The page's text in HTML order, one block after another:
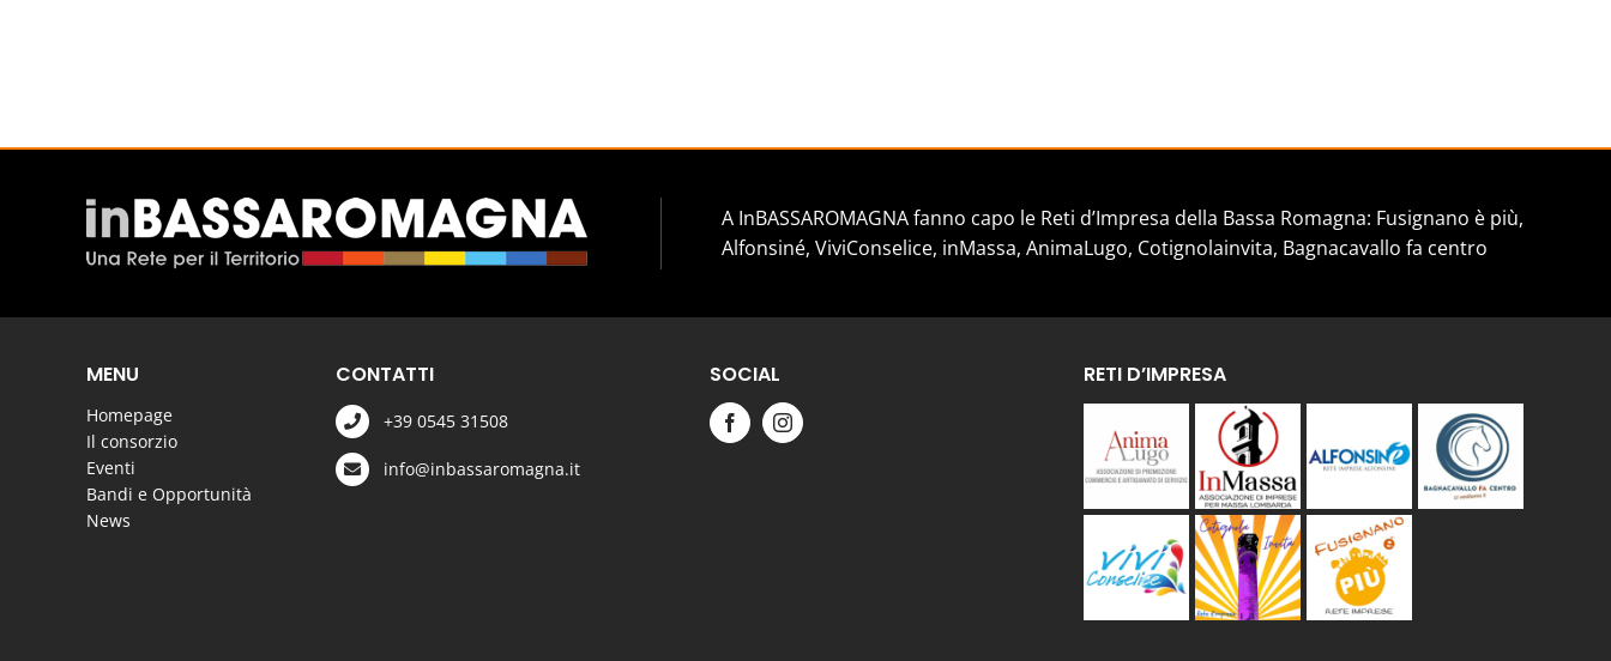
A InBASSAROMAGNA fanno capo le Reti d’Impresa della Bassa Romagna: Fusignano è più,
Alfonsiné, ViviConselice, inMassa, AnimaLugo, Cotignolainvita, Bagnacavallo fa centro
MENU
Homepage
Il consorzio
Eventi
Bandi e Opportunità
News
CONTATTI
+39 0545 31508
info@inbassaromagna.it
SOCIAL RETI D’IMPRESA